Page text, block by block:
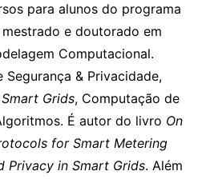
para alunos do programa
e doutorado em
Computacional.
Segurança & Privacidade,
Smart Grids, Computação de
É autor do livro On
for Smart Metering
Privacy in Smart Grids. Além